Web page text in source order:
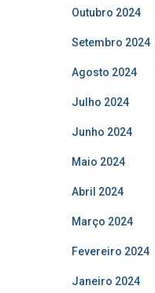
Outubro 2024
Setembro 2024
Agosto 2024
Julho 2024
Junho 2024
Maio 2024
Abril 2024
Março 2024
Fevereiro 2024
Janeiro 2024